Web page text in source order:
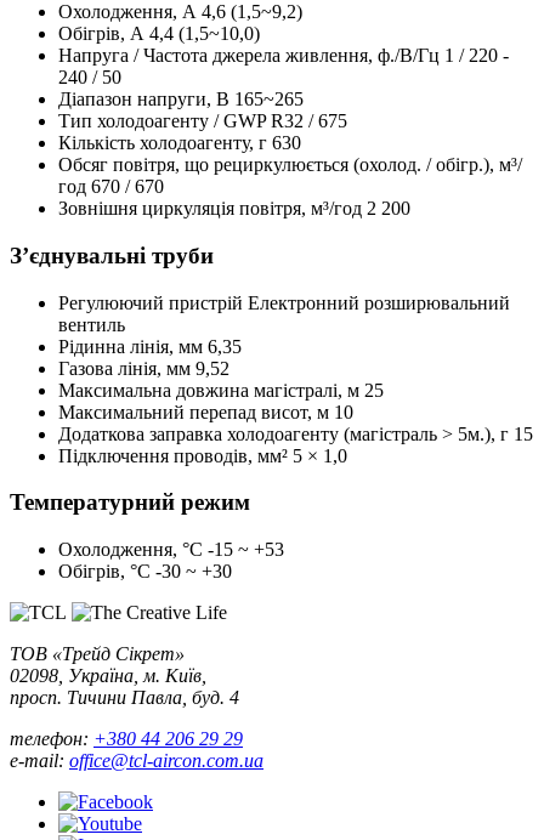
Охолодження, А 4,6 (1,5~9,2)
Обігрів, А 4,4 (1,5~10,0)
Напруга / Частота джерела живлення, ф./В/Гц 1 / 220 -
240 / 50
Діапазон напруги, В 165~265
Тип холодоагенту / GWPR32 / 675
Кількість холодоагенту, г 630
Обсяг повітря, що рециркулюється (охолод. / обігр.), м³/
год 670 / 670
Зовнішня циркуляція повітря, м³/год 2 200
З’єднувальні труби
Регулюючий пристрій Електронний розширювальний
вентиль
Рідинна лінія, мм 6,35
Газова лінія, мм 9,52
Максимальна довжина магістралі, м 25
Максимальний перепад висот, м 10
Додаткова заправка холодоагенту (магістраль > 5м.), г 15
Підключення проводів, мм² 5 × 1,0
Температурний режим
Охолодження, °С -15 ~ +53
Обігрів, °С -30 ~ +30
ТОВ «Трейд Сікрет»
02098, Україна, м. Київ,
просп. Тичини Павла, буд. 4
телефон: +380 44 206 29 29
e-mail: office@tcl-aircon.com.ua